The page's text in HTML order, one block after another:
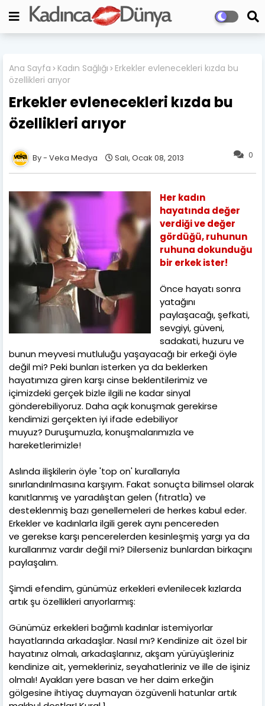
Ana Sayfa Kadın Sağlığı
Erkekler evlenecekleri kızda bu
özellikleri arıyor
Erkekler evlenecekleri kızda bu
özellikleri arıyor
0
Veka Medya Salı, Ocak 08, 2013
Her kadın
hayatında değer
verdiği ve değer
gördüğü, ruhunun
ruhuna dokunduğu
bir erkek ister!
Önce hayatı sonra
yatağını
paylaşacağı, şefkati,
sevgiyi, güveni,
sadakati, huzuru ve
bunun meyvesi mutluluğu yaşayacağı bir erkeği öyle
değil mi? Peki bunları isterken ya da beklerken
hayatımıza giren karşı cinse beklentilerimiz ve
içimizdeki gerçek bizle ilgili ne kadar sinyal
gönderebiliyoruz. Daha açık konuşmak gerekirse
kendimizi gerçekten iyi ifade edebiliyor
muyuz? Duruşumuzla, konuşmalarımızla ve
hareketlerimizle!
Aslında ilişkilerin öyle 'top on' kurallarıyla
sınırlandırılmasına karşıyım. Fakat sonuçta bilimsel olarak
kanıtlanmış ve yaradılıştan gelen (fıtratla) ve
desteklenmiş bazı genellemeleri de herkes kabul eder.
Erkekler ve kadınlarla ilgili gerek aynı pencereden
ve gerekse karşı pencerelerden kesinleşmiş yargı ya da
kurallarımız vardır değil mi? Dilerseniz bunlardan birkaçını
paylaşalım.
Şimdi efendim, günümüz erkekleri evlenilecek kızlarda
artık şu özellikleri arıyorlarmış:
Günümüz erkekleri bağımlı kadınlar istemiyorlar
hayatlarında arkadaşlar. Nasıl mı? Kendinize ait özel bir
hayatınız olmalı, arkadaşlarınız, akşam yürüyüşleriniz
kendinize ait, yemekleriniz, seyahatleriniz ve ille de işiniz
olmalı! Ayakları yere basan ve her daim erkeğin
gölgesine ihtiyaç duymayan özgüvenli hatunlar artık